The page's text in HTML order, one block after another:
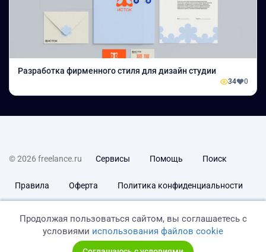
Разработка фирменного стиля для дизайн студии
34 0
© 2026 freelance.ru Сервисы Помощь Поиск
Правила Оферта Политика конфиденциальности
Продолжая пользоваться сайтом, вы соглашаетесь с
условиями использования файлов cookie